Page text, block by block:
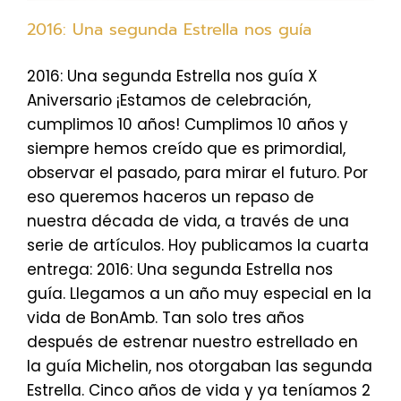
2016: Una segunda Estrella nos guía
2016: Una segunda Estrella nos guía X
Aniversario ¡Estamos de celebración,
cumplimos 10 años! Cumplimos 10 años y
siempre hemos creído que es primordial,
observar el pasado, para mirar el futuro. Por
eso queremos haceros un repaso de
nuestra década de vida, a través de una
serie de artículos. Hoy publicamos la cuarta
entrega: 2016: Una segunda Estrella nos
guía. Llegamos a un año muy especial en la
vida de BonAmb. Tan solo tres años
después de estrenar nuestro estrellado en
la guía Michelin, nos otorgaban las segunda
Estrella. Cinco años de vida y ya teníamos 2